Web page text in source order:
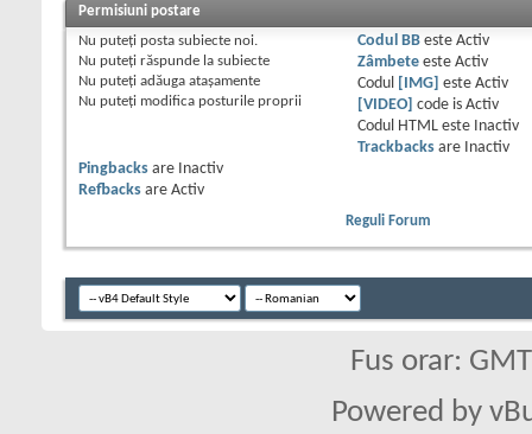
Permisiuni postare
Nu puteţi posta subiecte noi.
Nu puteţi răspunde la subiecte
Nu puteţi adăuga ataşamente
Nu puteţi modifica posturile proprii
Codul BBeste Activ
Zâmbeteeste Activ
Codul
[IMG] este Activ
[VIDEO] code is Activ
Codul HTML este
Inactiv
Trackbacksare
Inactiv
Pingbacks are
Inactiv
Refbacks are Activ
Reguli Forum
Fus orar:
Powered by